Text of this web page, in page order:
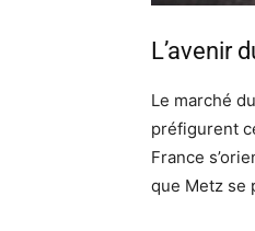
L’avenir
Le marché
préfigurent
France
que Metz se